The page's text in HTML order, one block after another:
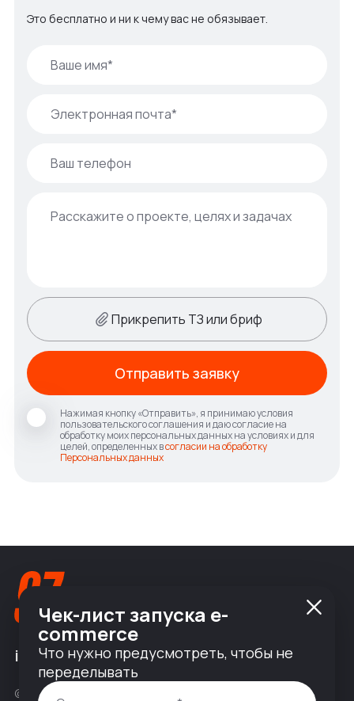
Это бесплатно и ни к чему вас не обязывает.
Прикрепить ТЗ или бриф
Нажимая кнопку «Отправить», я принимаю условия
пользовательского соглашения и даю согласие на
обработку моих персональных данных на условиях и для
целей, определенных всогласии на обработку
Персональных данных
Отправить заявку
info@nineseven.ru
© 2010 — 2026 ООО «Найнсевен», УНП 191376768,
Чек-лист запуска e-
commerce
Что нужно предусмотреть, чтобы не
переделывать